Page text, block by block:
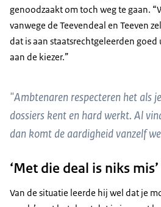
genoodzaakt om toch weg te gaan.
vanwege de Teevendeal en Teeven
dat is aan staatsrechtgeleerden
aan de kiezer.”
"Ambtenaren respecteren het als
dossiers kent en hard werkt. Al
dan komt de aardigheid vanzelf
‘Met die deal is niks mis’
Van de situatie leerde hij wel dat je